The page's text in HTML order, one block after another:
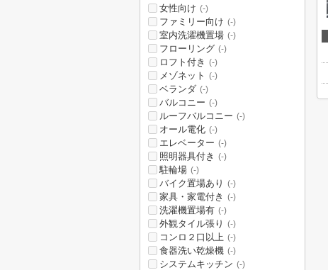
女性向け (-)
ファミリー向け (-)
室内洗濯機置場 (-)
フローリング (-)
ロフト付き (-)
メゾネット (-)
ベランダ (-)
バルコニー (-)
ルーフバルコニー (-)
オール電化 (-)
エレベーター (-)
照明器具付き (-)
駐輪場 (-)
バイク置場あり (-)
家具・家電付き (-)
洗濯機置場有 (-)
外観タイル張り (-)
コンロ２口以上 (-)
食器洗い乾燥機 (-)
システムキッチン (-)